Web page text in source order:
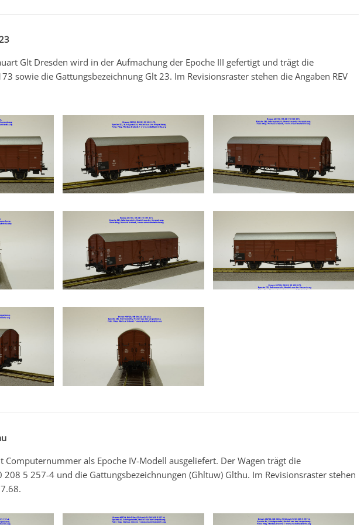
Glt Dresden wird in der Aufmachung der Epoche III gefertigt und trägt die
sowie die Gattungsbezeichnung Glt 23. Im Revisionsraster stehen die Angaben REV
Computernummer als Epoche IV-Modell ausgeliefert. Der Wagen trägt die
5 257-4 und die Gattungsbezeichnungen (Ghltuw) Glthu. Im Revisionsraster stehen